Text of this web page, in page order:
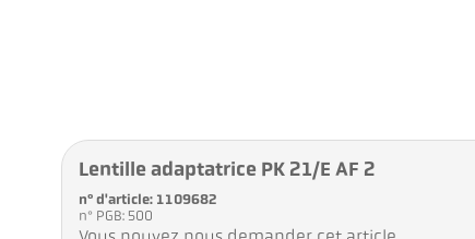
Lentille adaptatrice PK 21/E AF 2
n° d'article: 1109682
n° PGB: 500